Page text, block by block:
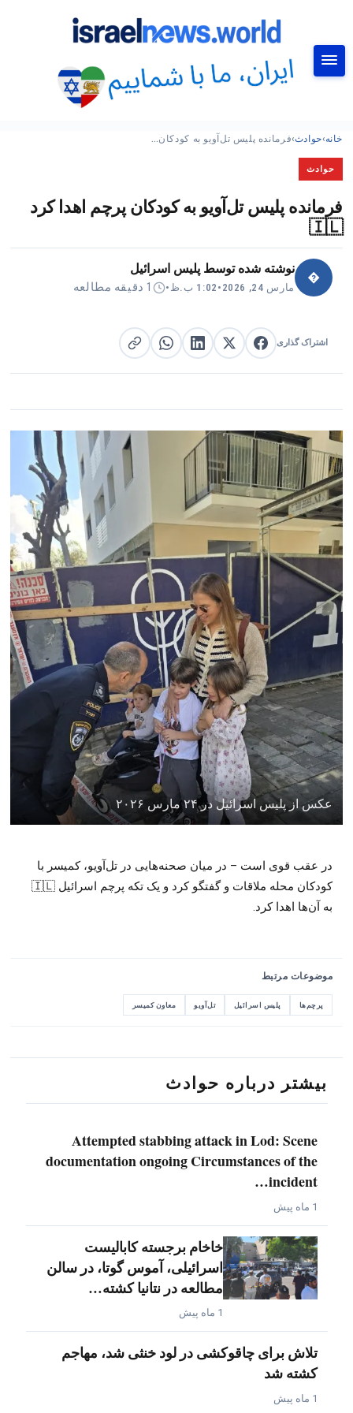
خانه›حوادث›فرمانده پلیس تل‌آویو به کودکان…
حوادث
فرمانده پلیس تل‌آویو به کودکان پرچم اهدا کرد
🇮🇱
�
نوشته شده توسط پلیس اسرائیل
مارس 24, 2026 • 1:02 ب.ظ • 1 دقیقه مطالعه
اشتراک گذاری اشتراک گذاری در فیس‌بوک
اشتراک گذاری در X
اشتراک گذاری در لینکدین
اشتراک گذاری در واتساپ
کپی لینک
عکس از پلیس اسرائیل در ۲۴ مارس ۲۰۲۶
در عقب قوی است – در میان صحنه‌هایی در تل‌آویو، کمیسر با
کودکان محله ملاقات و گفتگو کرد و یک تکه پرچم اسرائیل 🇮🇱
به آن‌ها اهدا کرد.
موضوعات مرتبط
پرچم‌ها پلیس اسرائیل تل‌آویو معاون کمیسر
بیشتر درباره حوادث
Attempted stabbing attack in Lod: Scene
documentation ongoing Circumstances of the
incident…
1 ماه پیش
خاخام برجسته کابالیست
اسرائیلی، آموس گوتا، در سالن
مطالعه در نتانیا کشته…
1 ماه پیش
تلاش برای چاقوکشی در لود خنثی شد، مهاجم
کشته شد
1 ماه پیش